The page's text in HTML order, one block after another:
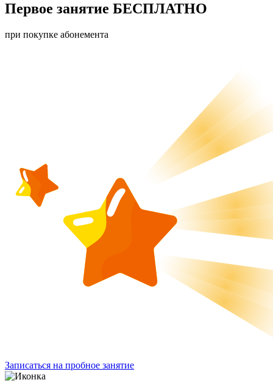
Первое занятие БЕСПЛАТНО
при покупке абонемента
Записаться на пробное занятие